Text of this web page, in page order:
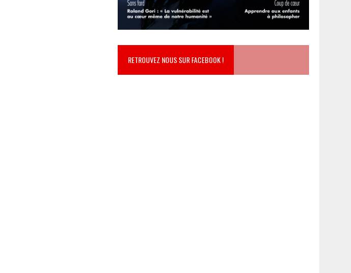
RETROUVEZ NOUS SUR FACEBOOK !